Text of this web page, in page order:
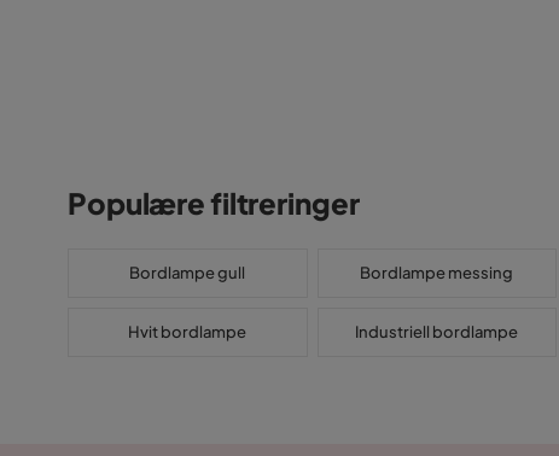
Populære filtreringer
Bordlampe gull Bordlampe messing
Hvit bordlampe Industriell bordlampe